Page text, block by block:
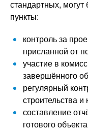
стандартных,
пункты:
контроль за
присланной от
участие в
завершённого
регулярный
строительства
составление
готового